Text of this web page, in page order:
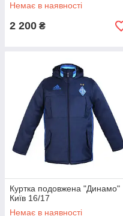
Немає в наявності
2 200 ₴
Куртка подовжена "Динамо"
Київ 16/17
Немає в наявності